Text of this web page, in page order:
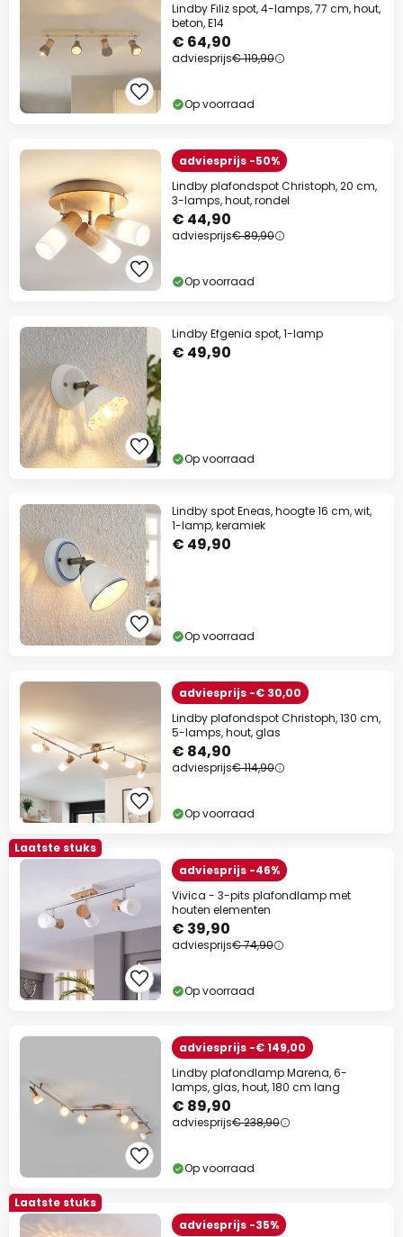
Lindby Filiz spot, 4-lamps, 77 cm, hout,
beton, E14
€ 64,90
adviesprijs€ 119,90
Op voorraad
adviesprijs -50%
Lindby plafondspot Christoph, 20 cm,
3-lamps, hout, rondel
€ 44,90
adviesprijs€ 89,90
Op voorraad
Lindby Efgenia spot, 1-lamp
€ 49,90
Op voorraad
Lindby spot Eneas, hoogte 16 cm, wit,
1-lamp, keramiek
€ 49,90
Op voorraad
adviesprijs -€ 30,00
Lindby plafondspot Christoph, 130 cm,
5-lamps, hout, glas
€ 84,90
adviesprijs€ 114,90
Op voorraad
Laatste stuks
adviesprijs -46%
Vivica - 3-pits plafondlamp met
houten elementen
€ 39,90
adviesprijs€ 74,90
Op voorraad
adviesprijs -€ 149,00
Lindby plafondlamp Marena, 6-
lamps, glas, hout, 180 cm lang
€ 89,90
adviesprijs€ 238,90
Op voorraad
Laatste stuks
adviesprijs -35%